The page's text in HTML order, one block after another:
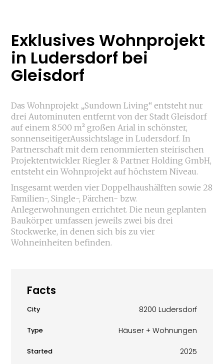
Exklusives Wohnprojekt
in Ludersdorf bei
Gleisdorf
Das Wohnprojekt „Sundown Living“ entsteht nur
drei Autominuten entfernt von der Stadt Gleisdorf
auf einem 8.500 m² großen Arial in schönster,
sonnenseitigerAussichtslage in Ludersdorf. In
Partnerschaft mit dem renommierten steirischen
Projektentwickler Riegler & Partner Holding GmbH,
entsteht ein Wohnprojekt auf höchstem Niveau.
Insgesamt werden vier Doppelhaushälften sowie 28
Familien-, Single-, Pärchen- bzw.
Anlegerwohnungen errichtet. Die neun geplanten
Baukörper umfassen jeweils zwei bis drei
Stockwerke, in denen sich bis zu vier
Wohneinheiten befinden.
Facts
City 8200 Ludersdorf
Type Häuser + Wohnungen
Started 2025